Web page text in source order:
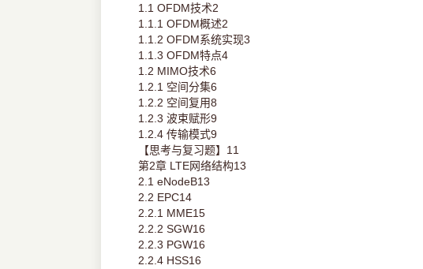
1.1 OFDM技术2
1.1.1 OFDM概述2
1.1.2 OFDM系统实现3
1.1.3 OFDM特点4
1.2 MIMO技术6
1.2.1 空间分集6
1.2.2 空间复用8
1.2.3 波束赋形9
1.2.4 传输模式9
【思考与复习题】11
第2章 LTE网络结构13
2.1 eNodeB13
2.2 EPC14
2.2.1 MME15
2.2.2 SGW16
2.2.3 PGW16
2.2.4 HSS16